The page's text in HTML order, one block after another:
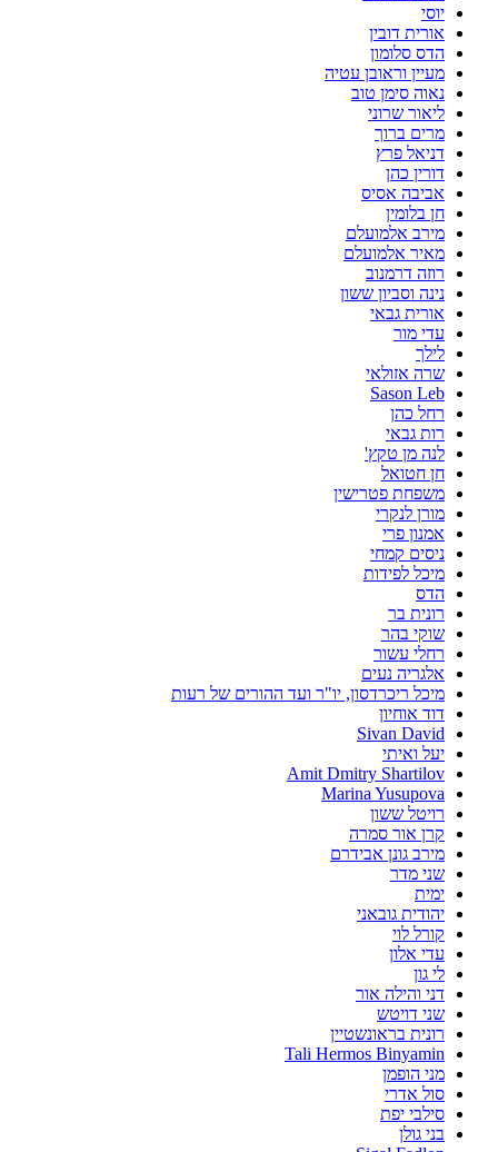
יוסי
אורית דובין
הדס סלומון
מעיין וראובן עטיה
נאוה סימן טוב
ליאור שרוני
מרים ברוך
דניאל פרץ
דורין כהן
אביבה אסיס
חן בלומין
מירב אלמועלם
מאיר אלמועלם
רוזה דרמנוב
נינה וסביון ששון
אורית גבאי
עדי מור
לילך
שרה אזולאי
Sason Leb
רחל כהן
רות גבאי
לנה מן טקץ'
חן חטואל
משפחת פטרישין
מורן לנקרי
אמנון פרי
ניסים קמחי
מיכל לפידות
הדס
רונית בר
שוקי בהר
רחלי עשור
אלגריה נעים
מיכל ריכרדסון, יו"ר ועד ההורים של רעות
דוד אוחיון
Sivan David
יעל ואיתי
Amit Dmitry Shartilov
Marina Yusupova
רויטל ששון
קרן אור סמרה
מירב גונן אבידרם
שני מדר
ימית
יהודית גובאני
קורל לוי
עדי אלון
לי גון
דני והילה אור
שני דויטש
רונית בראונשטיין
Tali Hermos Binyamin‎‏
מני הופמן
סול אדרי
סילבי יפת‏
בני גולן